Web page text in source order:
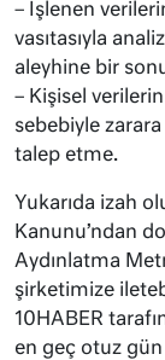
– İşlenen
vasıtasıyla
aleyhine bir
– Kişisel
sebebiyle
talep etme.
Yukarıda izah
Kanunu’ndan
Aydınlatma
şirketimize
10HABER
en geç otuz